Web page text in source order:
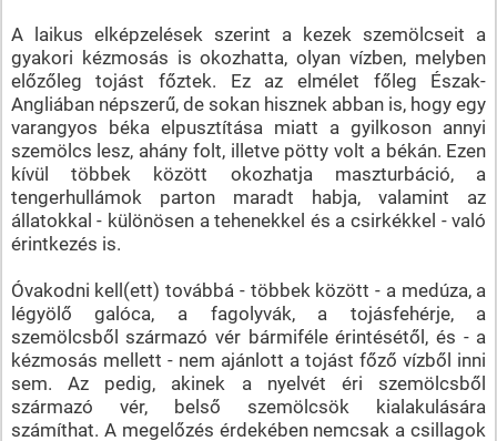
A laikus elképzelések szerint a kezek szemölcseit a
gyakori kézmosás is okozhatta, olyan vízben, melyben
előzőleg tojást főztek. Ez az elmélet főleg Észak-
Angliában népszerű, de sokan hisznek abban is, hogy egy
varangyos béka elpusztítása miatt a gyilkoson annyi
szemölcs lesz, ahány folt, illetve pötty volt a békán. Ezen
kívül többek között okozhatja maszturbáció, a
tengerhullámok parton maradt habja, valamint az
állatokkal - különösen a tehenekkel és a csirkékkel - való
érintkezés is.
Óvakodni kell(ett) továbbá - többek között - a medúza, a
légyölő galóca, a fagolyvák, a tojásfehérje, a
szemölcsből származó vér bármiféle érintésétől, és - a
kézmosás mellett - nem ajánlott a tojást főző vízből inni
sem. Az pedig, akinek a nyelvét éri szemölcsből
származó vér, belső szemölcsök kialakulására
számíthat. A megelőzés érdekében nemcsak a csillagok